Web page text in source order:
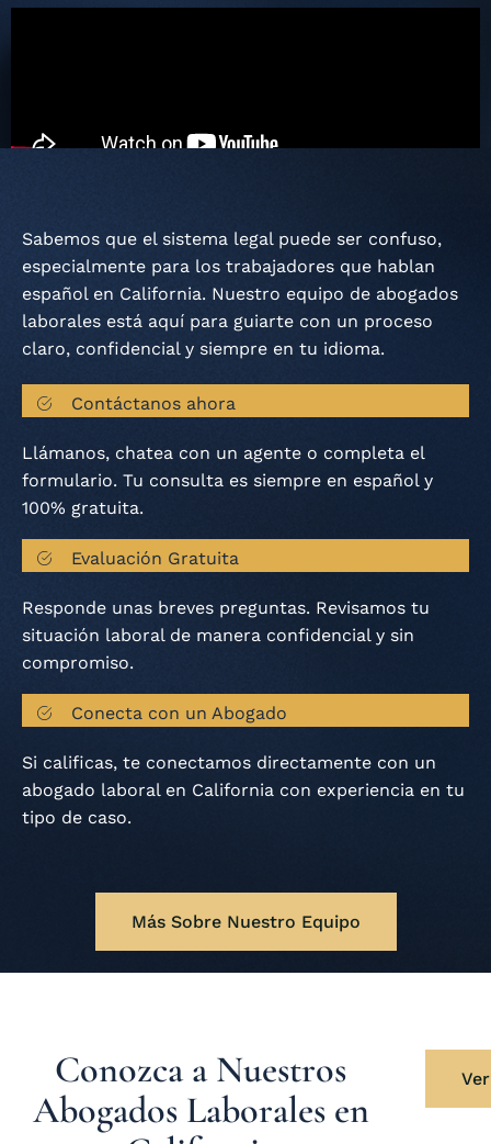
Sabemos que el sistema legal puede ser confuso,
especialmente para los trabajadores que hablan
español en California. Nuestro equipo de abogados
laborales está aquí para guiarte con un proceso
claro, confidencial y siempre en tu idioma.
Contáctanos ahora
Llámanos, chatea con un agente o completa el
formulario. Tu consulta es siempre en español y
100% gratuita.
Evaluación Gratuita​
Responde unas breves preguntas. Revisamos tu
situación laboral de manera confidencial y sin
compromiso.
Conecta con un Abogado
Si calificas, te conectamos directamente con un
abogado laboral en California con experiencia en tu
tipo de caso.
Más Sobre Nuestro Equipo
Conozca a Nuestros
Abogados Laborales en